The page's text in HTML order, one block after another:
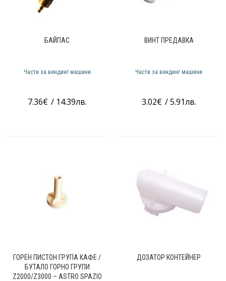
БАЙПАС
Части за вендинг машини
7.36€ / 14.39лв.
ВИНТ ПРЕДАВКА
Части за вендинг машини
3.02€ / 5.91лв.
ГОРЕН ПИСТОН ГРУПА КАФЕ /
БУТАЛО ГОРНО ГРУПИ
Z2000/Z3000 – ASTRO SPAZIO
ДОЗАТОР КОНТЕЙНЕР